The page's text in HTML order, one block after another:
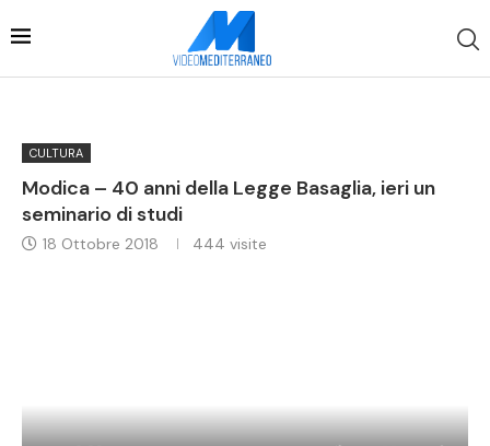
CULTURA
Modica – 40 anni della Legge Basaglia, ieri un
seminario di studi
18 Ottobre 2018 444 visite